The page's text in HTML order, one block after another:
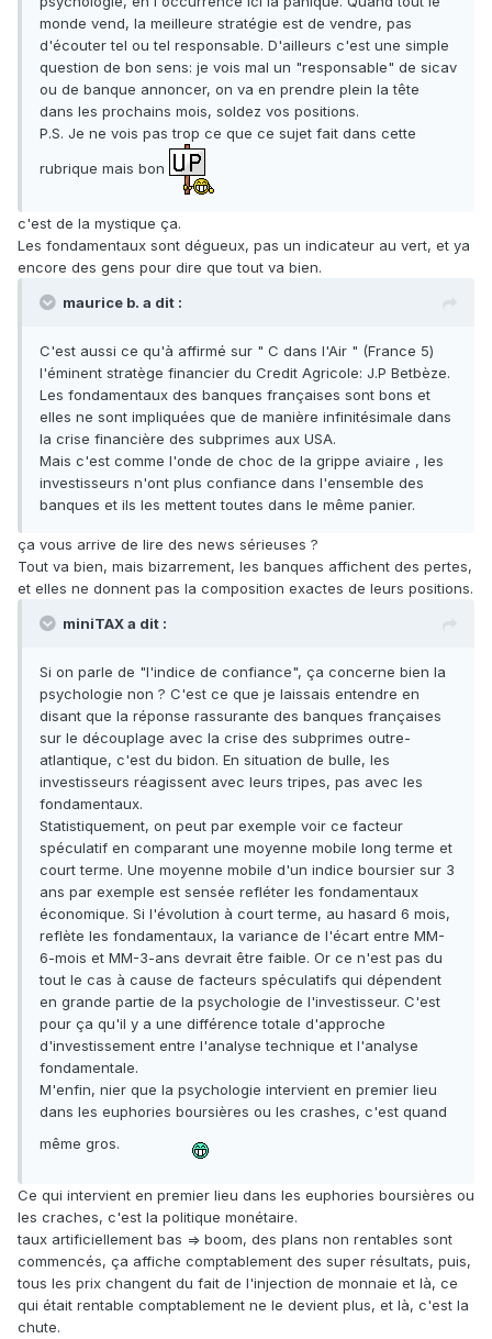
monde vend, la meilleure stratégie est de vendre, pas
d'écouter tel ou tel responsable. D'ailleurs c'est une simple
question de bon sens: je vois mal un "responsable" de sicav
ou de banque annoncer, on va en prendre plein la tête
dans les prochains mois, soldez vos positions.
P.S. Je ne vois pas trop ce que ce sujet fait dans cette
rubrique mais bon
c'est de la mystique ça.
Les fondamentaux sont dégueux, pas un indicateur au vert, et ya
encore des gens pour dire que tout va bien.
maurice b. a dit :
C'est aussi ce qu'à affirmé sur " C dans l'Air " (France 5)
l'éminent stratège financier du Credit Agricole: J.P Betbèze.
Les fondamentaux des banques françaises sont bons et
elles ne sont impliquées que de manière infinitésimale dans
la crise financière des subprimes aux USA.
Mais c'est comme l'onde de choc de la grippe aviaire , les
investisseurs n'ont plus confiance dans l'ensemble des
banques et ils les mettent toutes dans le même panier.
ça vous arrive de lire des news sérieuses ?
Tout va bien, mais bizarrement, les banques affichent des pertes,
et elles ne donnent pas la composition exactes de leurs positions.
miniTAX a dit :
Si on parle de "l'indice de confiance", ça concerne bien la
psychologie non ? C'est ce que je laissais entendre en
disant que la réponse rassurante des banques françaises
sur le découplage avec la crise des subprimes outre-
atlantique, c'est du bidon. En situation de bulle, les
investisseurs réagissent avec leurs tripes, pas avec les
fondamentaux.
Statistiquement, on peut par exemple voir ce facteur
spéculatif en comparant une moyenne mobile long terme et
court terme. Une moyenne mobile d'un indice boursier sur 3
ans par exemple est sensée refléter les fondamentaux
économique. Si l'évolution à court terme, au hasard 6 mois,
reflète les fondamentaux, la variance de l'écart entre MM-
6-mois et MM-3-ans devrait être faible. Or ce n'est pas du
tout le cas à cause de facteurs spéculatifs qui dépendent
en grande partie de la psychologie de l'investisseur. C'est
pour ça qu'il y a une différence totale d'approche
d'investissement entre l'analyse technique et l'analyse
fondamentale.
M'enfin, nier que la psychologie intervient en premier lieu
dans les euphories boursières ou les crashes, c'est quand
même gros.
Ce qui intervient en premier lieu dans les euphories boursières ou
les craches, c'est la politique monétaire.
taux artificiellement bas => boom, des plans non rentables sont
commencés, ça affiche comptablement des super résultats, puis,
tous les prix changent du fait de l'injection de monnaie et là, ce
qui était rentable comptablement ne le devient plus, et là, c'est la
chute.